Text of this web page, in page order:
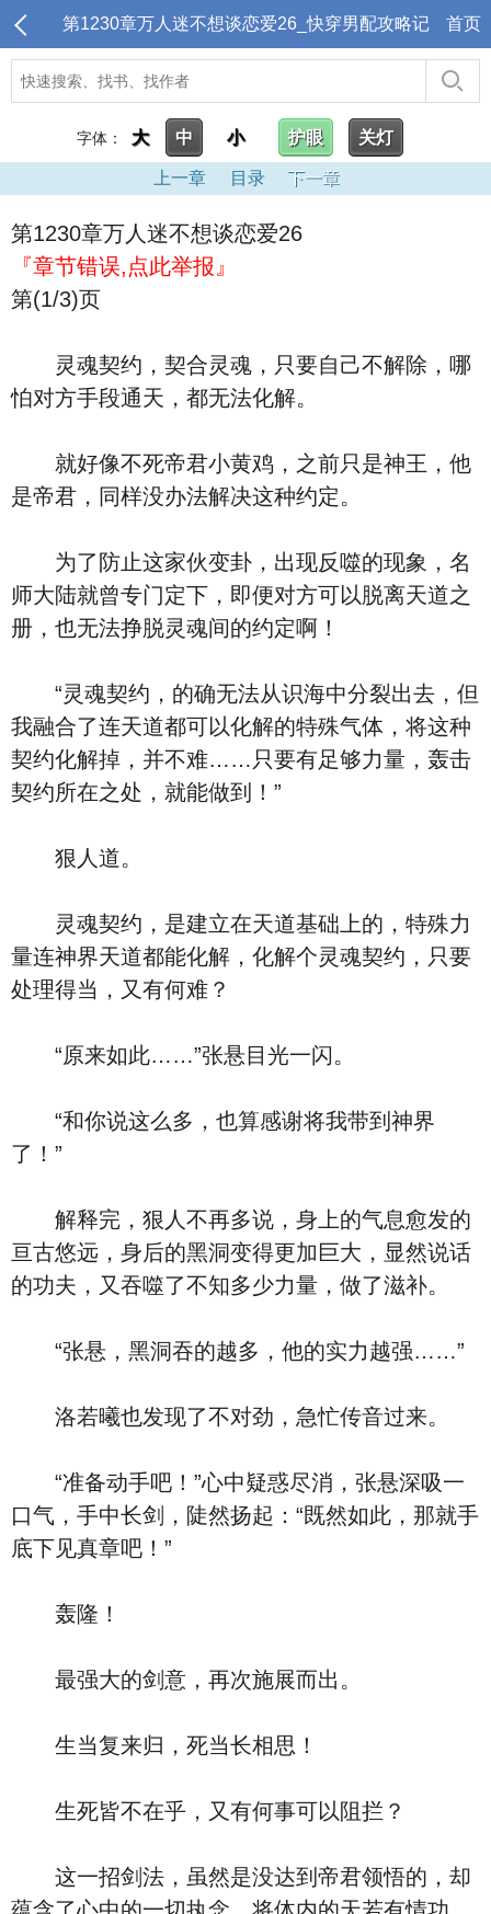
第1230章万人迷不想谈恋爱26_快穿男配攻略记 首页
字体： 大 中 小 护眼 关灯
上一章 目录 下一章
第1230章万人迷不想谈恋爱26
『章节错误,点此举报』
第(1/3)页
灵魂契约，契合灵魂，只要自己不解除，哪
怕对方手段通天，都无法化解。
就好像不死帝君小黄鸡，之前只是神王，他
是帝君，同样没办法解决这种约定。
为了防止这家伙变卦，出现反噬的现象，名
师大陆就曾专门定下，即便对方可以脱离天道之
册，也无法挣脱灵魂间的约定啊！
“灵魂契约，的确无法从识海中分裂出去，但
我融合了连天道都可以化解的特殊气体，将这种
契约化解掉，并不难……只要有足够力量，轰击
契约所在之处，就能做到！”
狠人道。
灵魂契约，是建立在天道基础上的，特殊力
量连神界天道都能化解，化解个灵魂契约，只要
处理得当，又有何难？
“原来如此……”张悬目光一闪。
“和你说这么多，也算感谢将我带到神界
了！”
解释完，狠人不再多说，身上的气息愈发的
亘古悠远，身后的黑洞变得更加巨大，显然说话
的功夫，又吞噬了不知多少力量，做了滋补。
“张悬，黑洞吞的越多，他的实力越强……”
洛若曦也发现了不对劲，急忙传音过来。
“准备动手吧！”心中疑惑尽消，张悬深吸一
口气，手中长剑，陡然扬起：“既然如此，那就手
底下见真章吧！”
轰隆！
最强大的剑意，再次施展而出。
生当复来归，死当长相思！
生死皆不在乎，又有何事可以阻拦？
这一招剑法，虽然是没达到帝君领悟的，却